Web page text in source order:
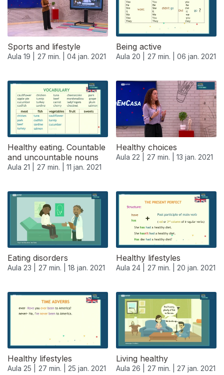
Sports and lifestyle
Aula 19 | 27 min. | 04 jan. 2021
Being active
Aula 20 | 27 min. | 06 jan. 2021
Healthy eating. Countable
and uncountable nouns
Aula 21 | 27 min. | 11 jan. 2021
Healthy choices
Aula 22 | 27 min. | 13 jan. 2021
Eating disorders
Aula 23 | 27 min. | 18 jan. 2021
Healthy lifestyles
Aula 24 | 27 min. | 20 jan. 2021
518756
Healthy lifestyles
Aula 25 | 27 min. | 25 jan. 2021
Living healthy
Aula 26 | 27 min. | 27 jan. 2021